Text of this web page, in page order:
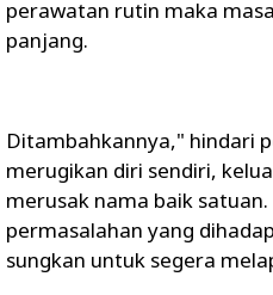
perawatan rutin maka
panjang.
Ditambahkannya," hindari
merugikan diri sendiri,
merusak nama baik
permasalahan yang
sungkan untuk segera